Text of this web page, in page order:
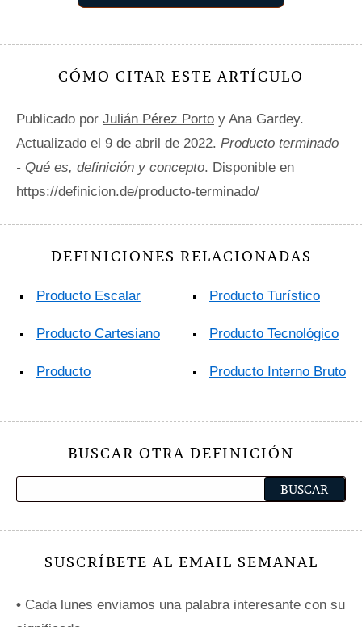
CÓMO CITAR ESTE ARTÍCULO
Publicado por Julián Pérez Porto y Ana Gardey.
Actualizado el 9 de abril de 2022. Producto terminado
- Qué es, definición y concepto. Disponible en
https://definicion.de/producto-terminado/
DEFINICIONES RELACIONADAS
Producto Escalar
Producto Cartesiano
Producto
Producto Turístico
Producto Tecnológico
Producto Interno Bruto
BUSCAR OTRA DEFINICIÓN
SUSCRÍBETE AL EMAIL SEMANAL
• Cada lunes enviamos una palabra interesante con su